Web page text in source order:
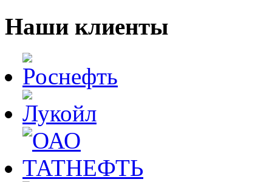
Наши клиенты